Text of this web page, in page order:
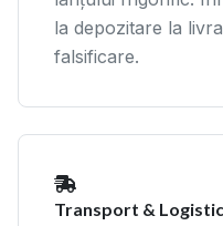
la depozitare la
falsificare.
Transport &